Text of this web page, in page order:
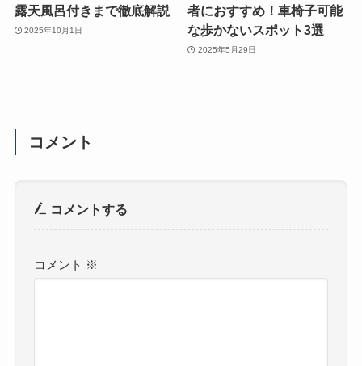
露天風呂付きまで徹底解説
2025年10月1日
者におすすめ！車椅子可能
な歩かないスポット3選
2025年5月29日
コメント
コメントする
コメント ※